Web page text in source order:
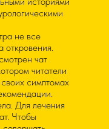
не все
откровения.
чат
читатели
симптомах
Для лечения
Чтобы